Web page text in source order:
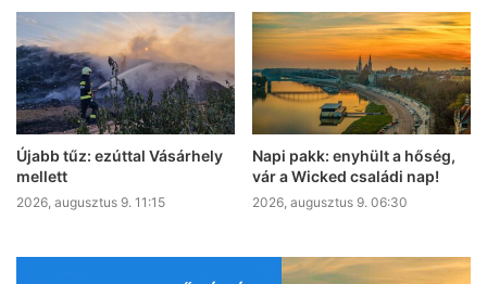
Újabb tűz: ezúttal Vásárhely
mellett
2026, augusztus 9. 11:15
Napi pakk: enyhült a hőség,
vár a Wicked családi nap!
2026, augusztus 9. 06:30